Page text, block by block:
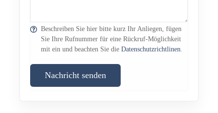
Beschreiben Sie hier bitte kurz Ihr Anliegen, fügen
Sie Ihre Rufnummer für eine Rückruf-Möglichkeit
mit ein und beachten Sie die Datenschutzrichtlinen
Nachricht senden